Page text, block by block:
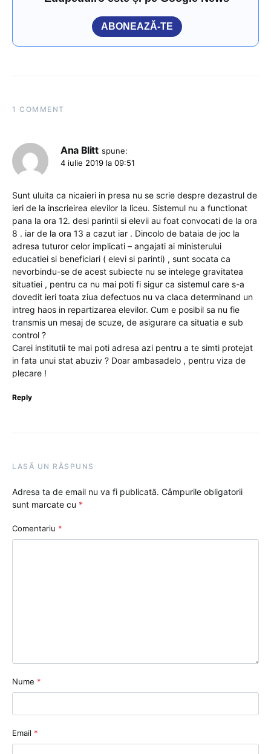
ABONEAZĂ-TE
1 COMMENT
Ana Blitt spune:
4 iulie 2019 la 09:51
Sunt uluita ca nicaieri in presa nu se scrie despre dezastrul de
ieri de la inscrieirea elevilor la liceu. Sistemul nu a functionat
pana la ora 12. desi parintii si elevii au foat convocati de la ora
8 . iar de la ora 13 a cazut iar . Dincolo de bataia de joc la
adresa tuturor celor implicati – angajati ai ministerului
educatiei si beneficiari ( elevi si parinti) , sunt socata ca
nevorbindu-se de acest subiecte nu se intelege gravitatea
situatiei , pentru ca nu mai poti fi sigur ca sistemul care s-a
dovedit ieri toata ziua defectuos nu va claca determinand un
intreg haos in repartizarea elevilor. Cum e posibil sa nu fie
transmis un mesaj de scuze, de asigurare ca situatia e sub
control ?
Carei institutii te mai poti adresa azi pentru a te simti protejat
in fata unui stat abuziv ? Doar ambasadelo , pentru viza de
plecare !
Reply
LASĂ UN RĂSPUNS
Adresa ta de email nu va fi publicată. Câmpurile obligatorii
sunt marcate cu *
Comentariu *
Nume *
Email *